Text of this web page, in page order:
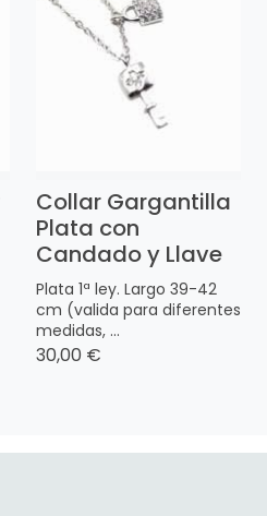
Collar Gargantilla
Plata con
Candado y Llave
Plata 1ª ley. Largo 39-42
cm (valida para diferentes
medidas, ...
30,00 €